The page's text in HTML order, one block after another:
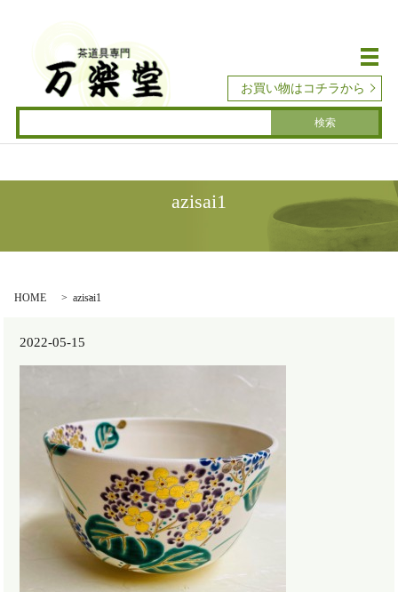
メ
お買い物はコチラから
azisai1
HOME azisai1
2022-05-15